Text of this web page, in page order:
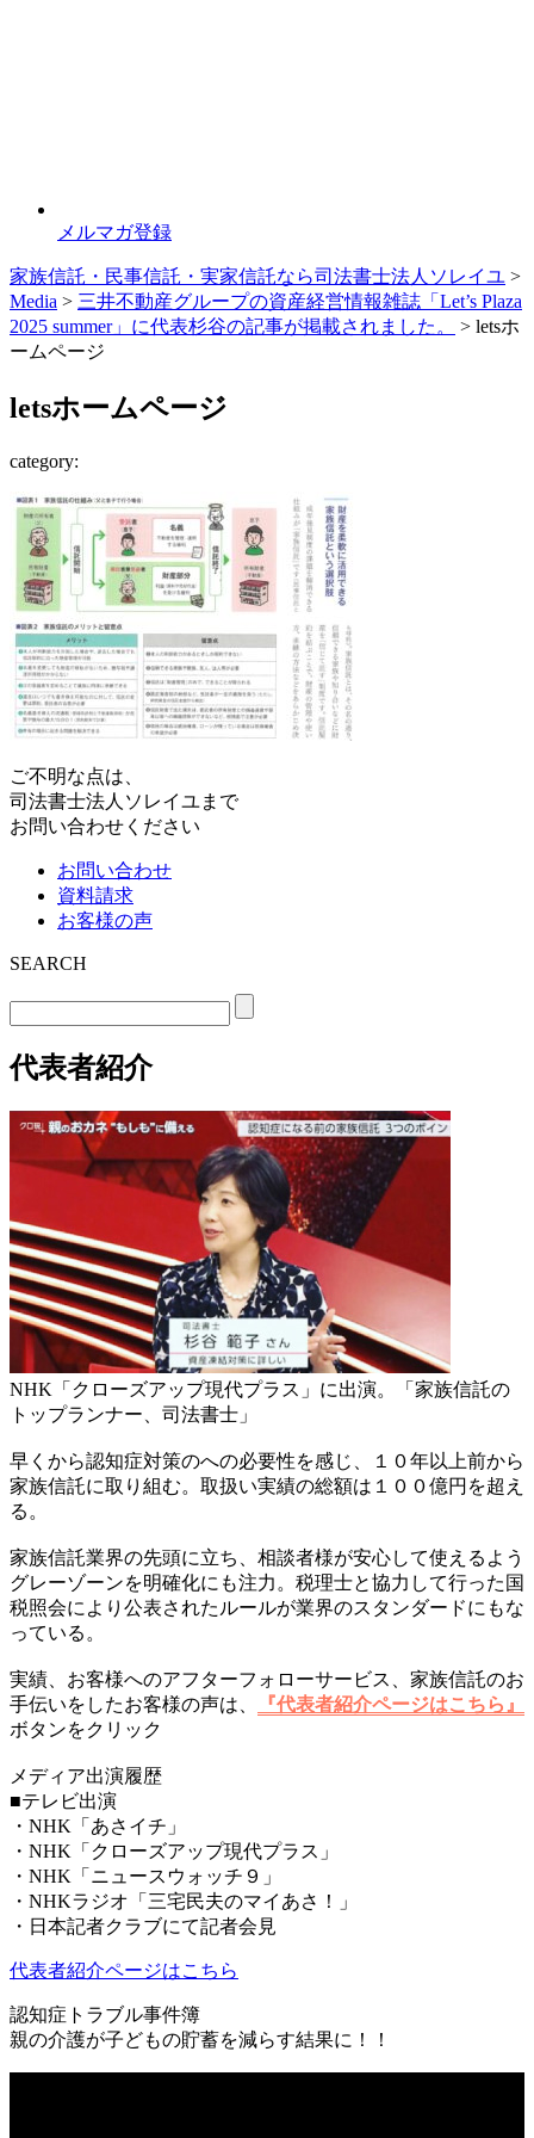
メルマガ登録
家族信託・民事信託・実家信託なら司法書士法人ソレイユ >
Media > 三井不動産グループの資産経営情報雑誌「Let’s Plaza
2025 summer」に代表杉谷の記事が掲載されました。
> letsホ
ームページ
letsホームページ
category:
ご不明な点は、
司法書士法人ソレイユまで
お問い合わせください
お問い合わせ
資料請求
お客様の声
SEARCH
代表者紹介
NHK「クローズアップ現代プラス」に出演。「家族信託の
トップランナー、司法書士」
早くから認知症対策のへの必要性を感じ、１０年以上前から
家族信託に取り組む。取扱い実績の総額は１００億円を超え
る。
家族信託業界の先頭に立ち、相談者様が安心して使えるよう
グレーゾーンを明確化にも注力。税理士と協力して行った国
税照会により公表されたルールが業界のスタンダードにもな
っている。
実績、お客様へのアフターフォローサービス、家族信託のお
手伝いをしたお客様の声は、
『代表者紹介ページはこちら』
ボタンをクリック
メディア出演履歴
■テレビ出演
・NHK「あさイチ」
・NHK「クローズアップ現代プラス」
・NHK「ニュースウォッチ９」
・NHKラジオ「三宅民夫のマイあさ！」
・日本記者クラブにて記者会見
代表者紹介ページはこちら
認知症トラブル事件簿
親の介護が子どもの貯蓄を減らす結果に！！